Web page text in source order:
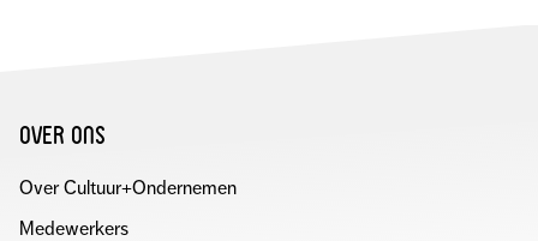
over ons
Over Cultuur+Ondernemen
Medewerkers